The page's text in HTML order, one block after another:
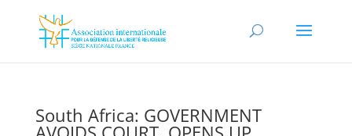
South Africa: GOVERNMENT